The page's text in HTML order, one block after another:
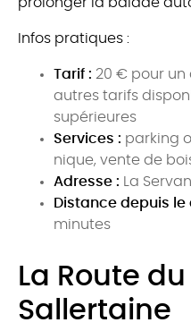
prolonger la balade
Infos pratiques :
Tarif : 20 € pour un
autres tarifs
supérieures
Services : parking
nique, vente de
Adresse : La
Distance depuis
minutes
La Route du
Sallertaine